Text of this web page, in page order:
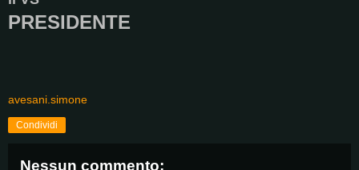
PRESIDENTE
avesani.simone
Condividi
Nessun commento: